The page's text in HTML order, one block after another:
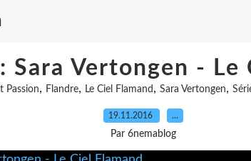
Sara Vertongen - Le
Passion, Flandre, Le Ciel Flamand , Sara Vertongen,
19.11.2016 …
Par 6nemablog